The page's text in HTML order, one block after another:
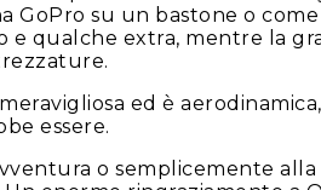
GoPro su un bastone o
e qualche extra, mentre la
ed è
essere.
o semplicemente